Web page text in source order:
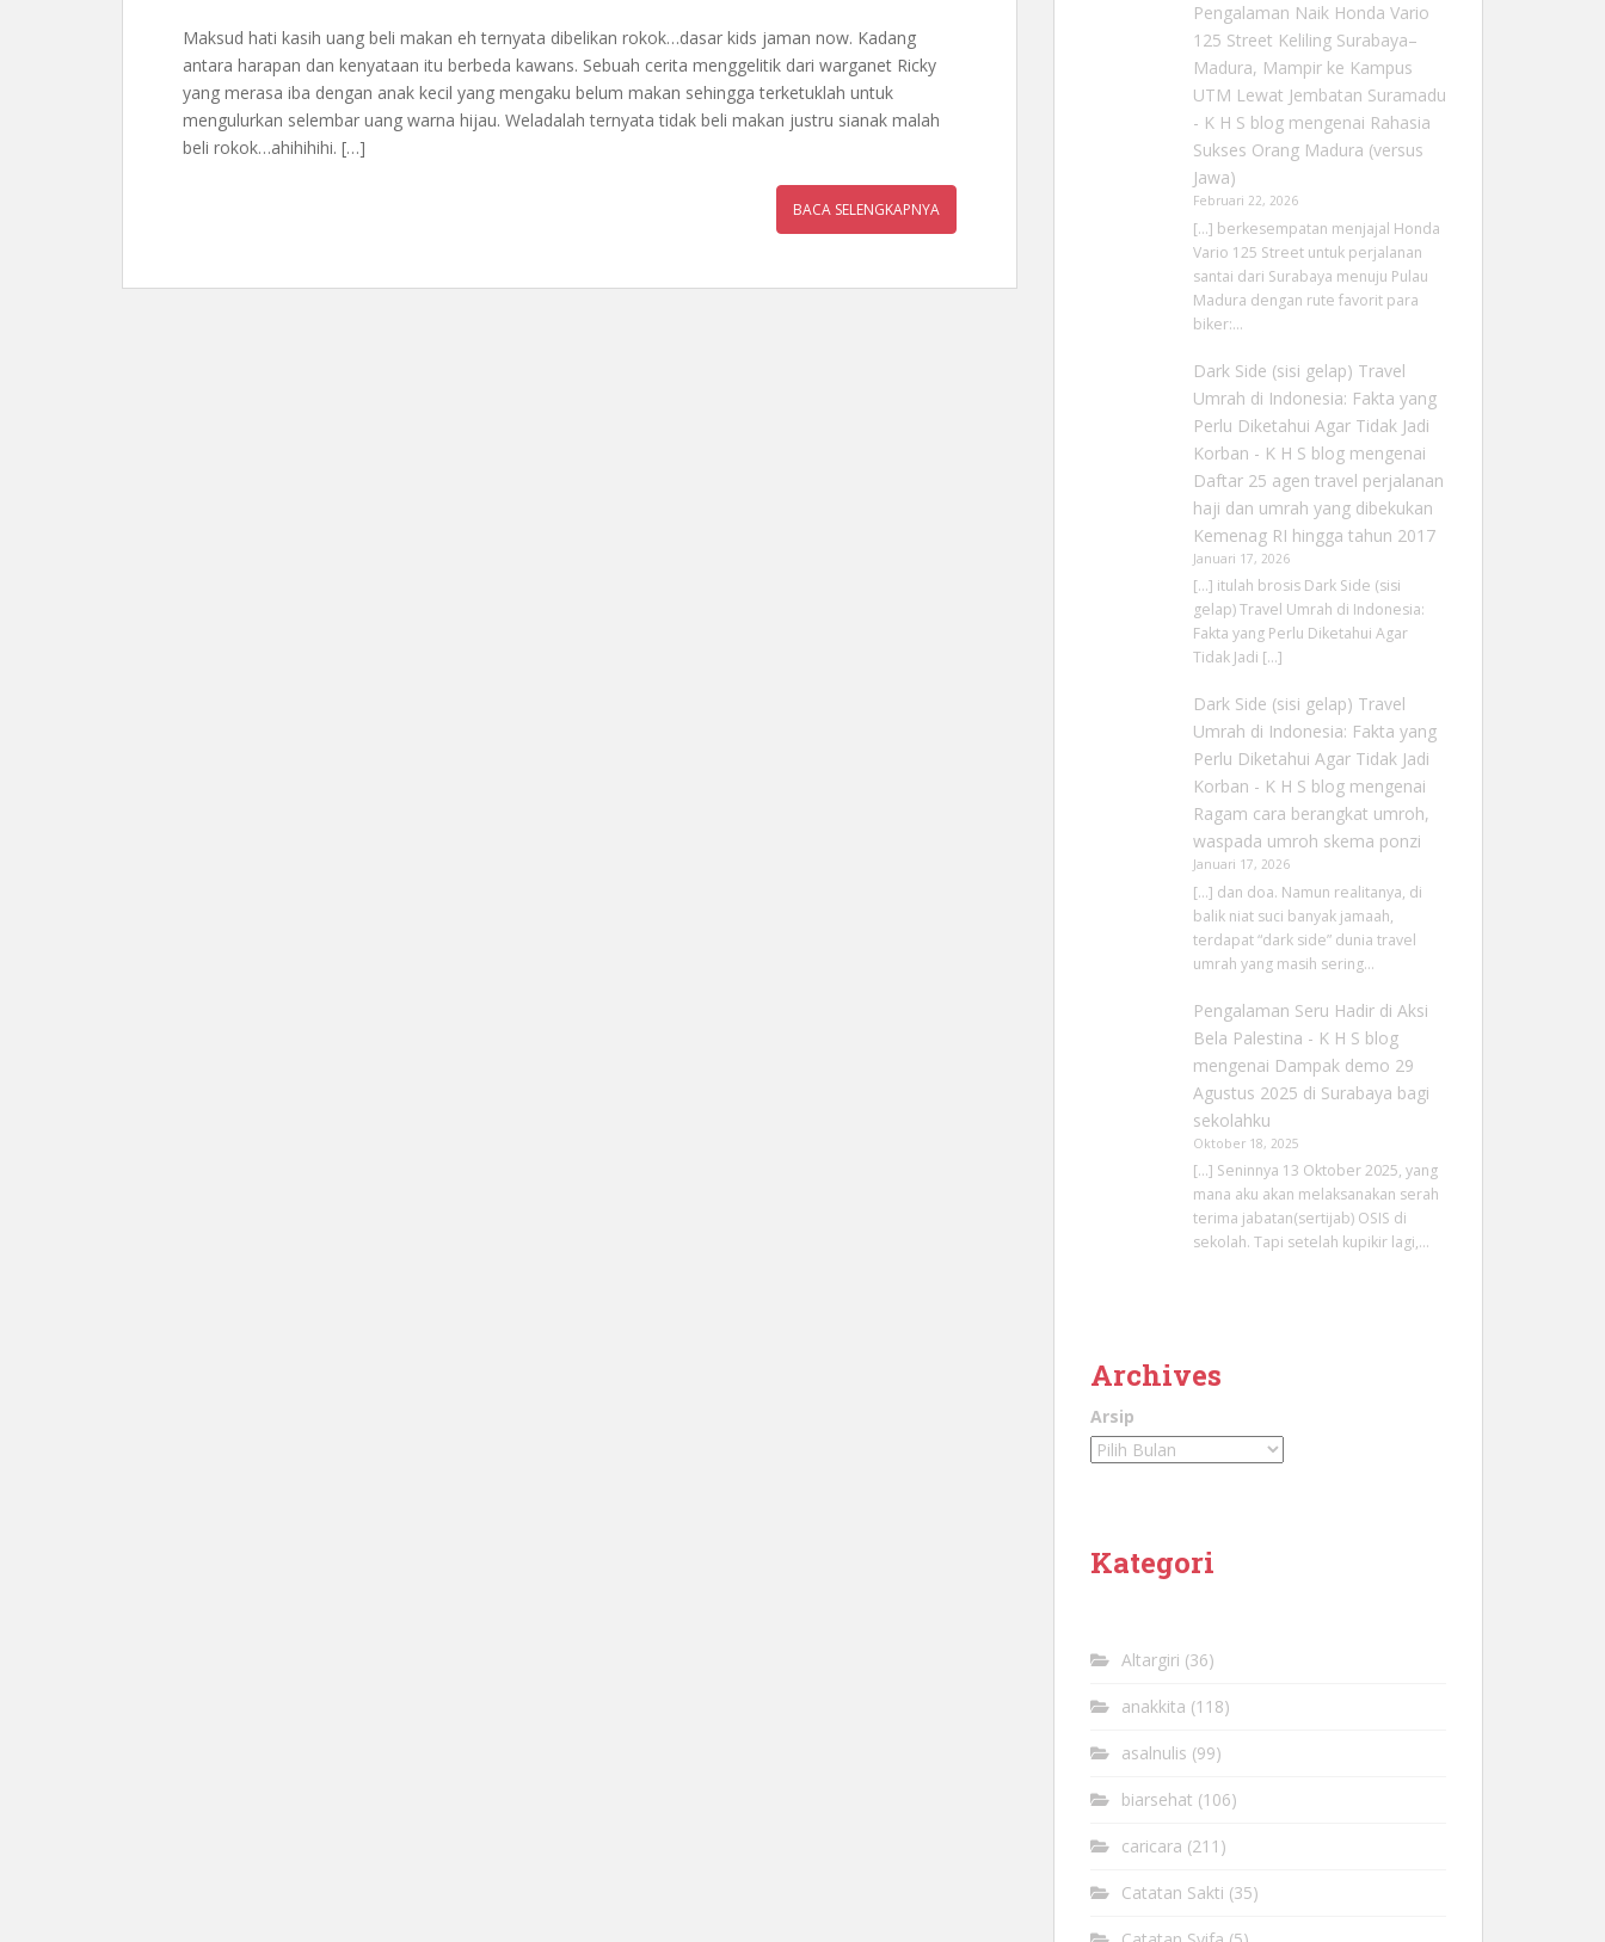
Maksud hati kasih uang beli makan eh ternyata dibelikan rokok…dasar kids jaman now. Kadang
antara harapan dan kenyataan itu berbeda kawans. Sebuah cerita menggelitik dari warganet Ricky
yang merasa iba dengan anak kecil yang mengaku belum makan sehingga terketuklah untuk
mengulurkan selembar uang warna hijau. Weladalah ternyata tidak beli makan justru sianak malah
beli rokok…ahihihihi. […]
BACA SELENGKAPNYA
Pengalaman Naik Honda Vario
125 Street Keliling Surabaya–
Madura, Mampir ke Kampus
UTM Lewat Jembatan Suramadu
- K H S blogmengenai Rahasia
Sukses Orang Madura (versus
Jawa)
Februari 22, 2026
[…] berkesempatan menjajal Honda
Vario 125 Street untuk perjalanan
santai dari Surabaya menuju Pulau
Madura dengan rute favorit para
biker:…
Dark Side (sisi gelap) Travel
Umrah di Indonesia: Fakta yang
Perlu Diketahui Agar Tidak Jadi
Korban - K H S blogmengenai
Daftar 25 agen travel perjalanan
haji dan umrah yang dibekukan
Kemenag RI hingga tahun 2017
Januari 17, 2026
[…] itulah brosis Dark Side (sisi
gelap) Travel Umrah di Indonesia:
Fakta yang Perlu Diketahui Agar
Tidak Jadi […]
Dark Side (sisi gelap) Travel
Umrah di Indonesia: Fakta yang
Perlu Diketahui Agar Tidak Jadi
Korban - K H S blogmengenai
Ragam cara berangkat umroh,
waspada umroh skema ponzi
Januari 17, 2026
[…] dan doa. Namun realitanya, di
balik niat suci banyak jamaah,
terdapat “dark side” dunia travel
umrah yang masih sering…
Pengalaman Seru Hadir di Aksi
Bela Palestina - K H S blog
mengenai Dampak demo 29
Agustus 2025 di Surabaya bagi
sekolahku
Oktober 18, 2025
[…] Seninnya 13 Oktober 2025, yang
mana aku akan melaksanakan serah
terima jabatan(sertijab) OSIS di
sekolah. Tapi setelah kupikir lagi,…
Archives
Arsip
Kategori
Altargiri (36)
anakkita (118)
asalnulis (99)
biarsehat (106)
caricara (211)
Catatan Sakti (35)